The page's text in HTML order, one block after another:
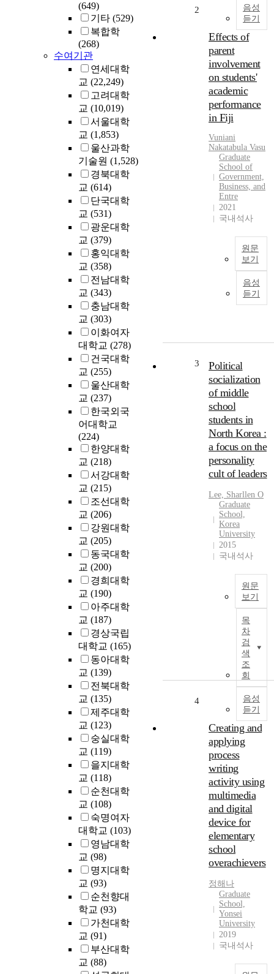
(649)
기타 (529)
복합학
(268)
수여기관
연세대학
교 (22,249)
고려대학
교 (10,019)
서울대학
교 (1,853)
울산과학
기술원 (1,528)
경북대학
교 (614)
단국대학
교 (531)
광운대학
교 (379)
홍익대학
교 (358)
전남대학
교 (343)
충남대학
교 (303)
이화여자
대학교 (278)
건국대학
교 (255)
울산대학
교 (237)
한국외국
어대학교
(224)
한양대학
교 (218)
서강대학
교 (215)
조선대학
교 (206)
강원대학
교 (205)
동국대학
교 (200)
경희대학
교 (190)
아주대학
교 (187)
경상국립
대학교 (165)
동아대학
교 (139)
전북대학
교 (135)
제주대학
교 (123)
숭실대학
교 (119)
을지대학
교 (118)
순천대학
교 (108)
숙명여자
대학교 (103)
영남대학
교 (98)
명지대학
교 (93)
순천향대
학교 (93)
가천대학
교 (91)
부산대학
교 (88)
음성
듣기
e
e
r
n
2
Effects of
parent
involvement
on students'
academic
performance
in Fiji
Vuniani
Nakatabula Vasu
Graduate
School of
Government,
Business, and
Entre
2021
국내석사
원문
보기
음성
듣기
a
3
Political
socialization
of middle
school
students in
North Korea :
a focus on the
personality
cult of leaders
Lee, Sharllen O
Graduate
School,
Korea
University
2015
국내석사
원문
보기
목
차
검
색
조
회
음성
듣기
s
4
Creating and
applying
process
writing
activity using
multimedia
and digital
device for
elementary
school
overachievers
정해나
Graduate
School,
Yonsei
University
2019
국내석사